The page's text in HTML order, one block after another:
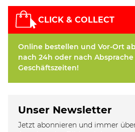
CLICK & COLLECT
Online bestellen und Vor-Ort
nach 24h oder nach
Geschäftszeiten!
Unser Newsletter
Jetzt abonnieren und immer